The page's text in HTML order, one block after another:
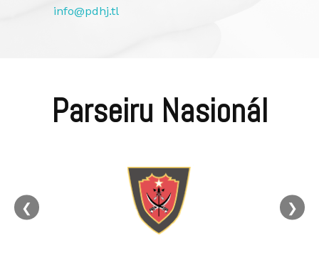
info@pdhj.tl
Parseiru Nasionál
❮ ❯